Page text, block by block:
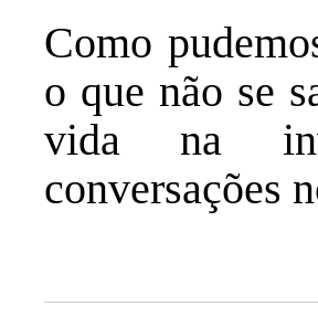
Como
o que não se
vida na
conversações